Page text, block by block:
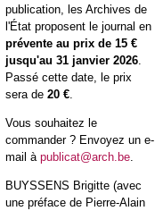
publication, les Archives de
l'État proposent le journal en
prévente au prix de 15 €
jusqu'au 31 janvier 2026.
Passé cette date, le prix
sera de 20 €.
Vous souhaitez le
commander ? Envoyez un e-
mail à publicat@arch.be.
BUYSSENS Brigitte (avec
une préface de Pierre-Alain